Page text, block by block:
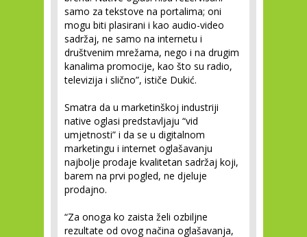
samo za tekstove na portalima; oni
mogu biti plasirani i kao audio-video
sadržaj, ne samo na internetu i
društvenim mrežama, nego i na drugim
kanalima promocije, kao što su radio,
televizija i slično”, ističe Dukić.
Smatra da u marketinškoj industriji
native oglasi predstavljaju “vid
umjetnosti” i da se u digitalnom
marketingu i internet oglašavanju
najbolje prodaje kvalitetan sadržaj koji,
barem na prvi pogled, ne djeluje
prodajno.
“Za onoga ko zaista želi ozbiljne
rezultate od ovog načina oglašavanja,